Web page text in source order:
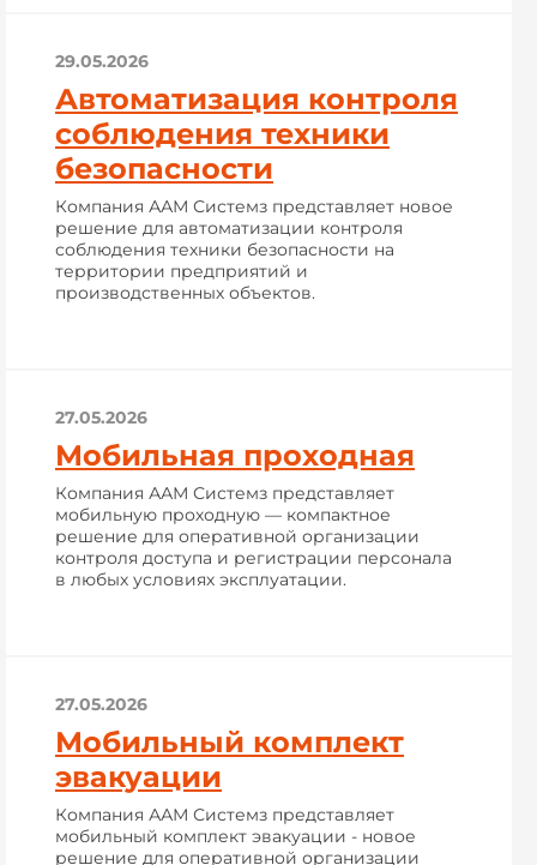
29.05.2026
Автоматизация контроля
соблюдения техники
безопасности
Компания ААМ Системз представляет новое
решение для автоматизации контроля
соблюдения техники безопасности на
территории предприятий и
производственных объектов.
27.05.2026
Мобильная проходная
Компания ААМ Системз представляет
мобильную проходную — компактное
решение для оперативной организации
контроля доступа и регистрации персонала
в любых условиях эксплуатации.
27.05.2026
Мобильный комплект
эвакуации
Компания ААМ Системз представляет
мобильный комплект эвакуации - новое
решение для оперативной организации